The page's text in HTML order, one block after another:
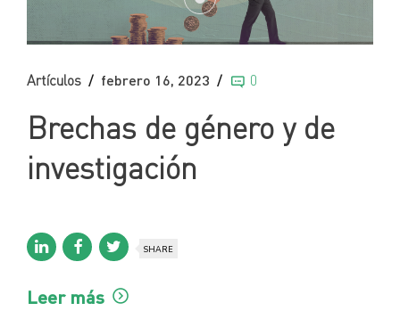
Artículos febrero 16, 2023 0
Brechas de género y de
investigación
SHARE
Leer más